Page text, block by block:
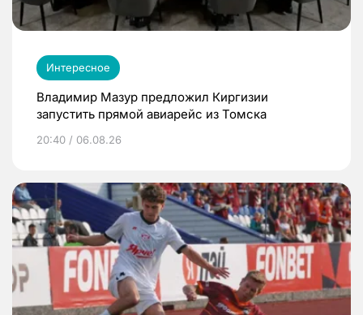
Интересное
Владимир Мазур предложил Киргизии
запустить прямой авиарейс из Томска
20:40 / 06.08.26